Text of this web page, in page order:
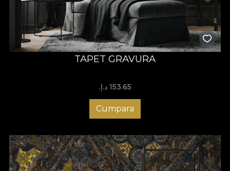
TAPET GRAVURA
153.65 د.إ.‏
Cumpara